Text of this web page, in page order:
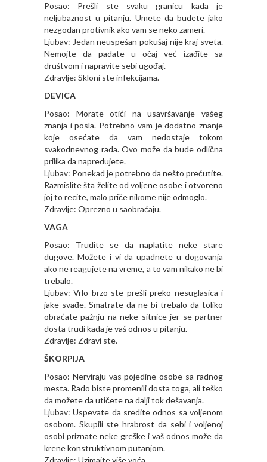
Posao: Prešli ste svaku granicu kada je
neljubaznost u pitanju. Umete da budete jako
nezgodan protivnik ako vam se neko zameri.
Ljubav: Jedan neuspešan pokušaj nije kraj sveta.
Nemojte da padate u očaj već izađite sa
društvom i napravite sebi ugođaj.
Zdravlje: Skloni ste infekcijama.
DEVICA
Posao: Morate otići na usavršavanje vašeg
znanja i posla. Potrebno vam je dodatno znanje
koje osećate da vam nedostaje tokom
svakodnevnog rada. Ovo može da bude odlična
prilika da napredujete.
Ljubav: Ponekad je potrebno da nešto prećutite.
Razmislite šta želite od voljene osobe i otvoreno
joj to recite, malo priče nikome nije odmoglo.
Zdravlje: Oprezno u saobraćaju.
VAGA
Posao: Trudite se da naplatite neke stare
dugove. Možete i vi da upadnete u dogovanja
ako ne reagujete na vreme, a to vam nikako ne bi
trebalo.
Ljubav: Vrlo brzo ste prešli preko nesuglasica i
jake svađe. Smatrate da ne bi trebalo da toliko
obraćate pažnju na neke sitnice jer se partner
dosta trudi kada je vaš odnos u pitanju.
Zdravlje: Zdravi ste.
ŠKORPIJA
Posao: Nerviraju vas pojedine osobe sa radnog
mesta. Rado biste promenili dosta toga, ali teško
da možete da utičete na dalji tok dešavanja.
Ljubav: Uspevate da sredite odnos sa voljenom
osobom. Skupili ste hrabrost da sebi i voljenoj
osobi priznate neke greške i vaš odnos može da
krene konstruktivnom putanjom.